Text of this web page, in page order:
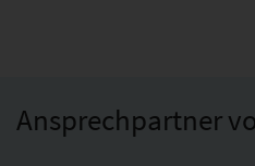
Ansprechpartner